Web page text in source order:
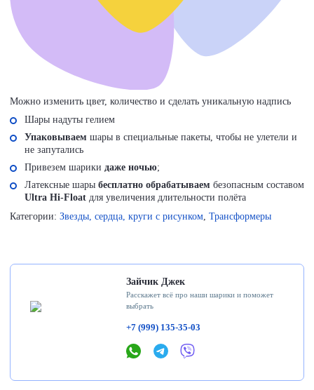
Можно изменить цвет, количество и сделать уникальную надпись
Шары надуты гелием
Упаковываем шары в специальные пакеты, чтобы не улетели и
не запутались
Привезем шарики даже ночью;
Латексные шары бесплатно обрабатываем безопасным составом
Ultra Hi-Float для увеличения длительности полёта
Категории: Звезды, сердца, круги с рисунком Трансформеры
Зайчик Джек
Расскажет всё про наши шарики и поможет
выбрать
+7 (999) 135-35-03